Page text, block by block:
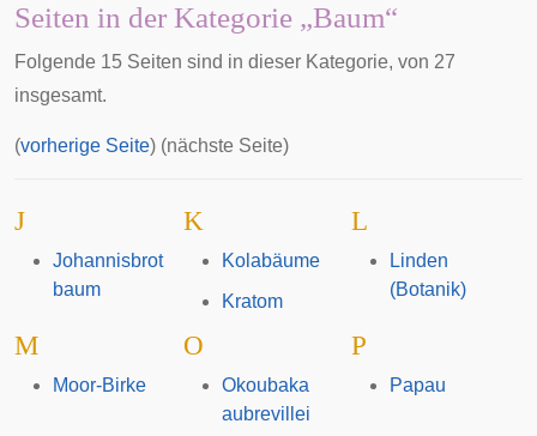
Seiten in der Kategorie „Baum“
Folgende 15 Seiten sind in dieser Kategorie, von 27
insgesamt.
(vorherige Seite) (nächste Seite)
J
Johannisbrot
baum
K
Kolabäume
Kratom
L
Linden
(Botanik)
M
Moor-Birke
O
Okoubaka
aubrevillei
P
Papau